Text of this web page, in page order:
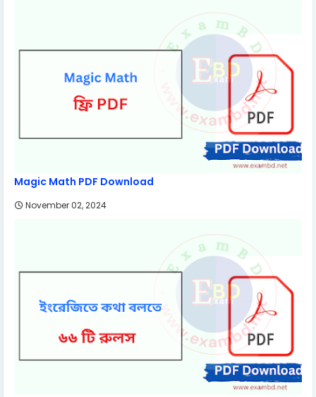
Magic Math PDF Download
November 02, 2024